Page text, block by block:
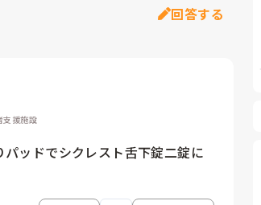
回答する
支援施設
ッドでシクレスト舌下錠二錠に